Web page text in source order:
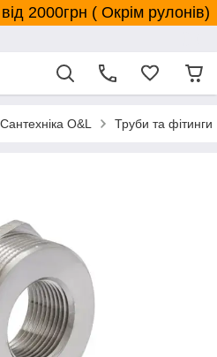
2000грн ( Окрім рулонів)
Сантехніка O&L Труби та фітинги